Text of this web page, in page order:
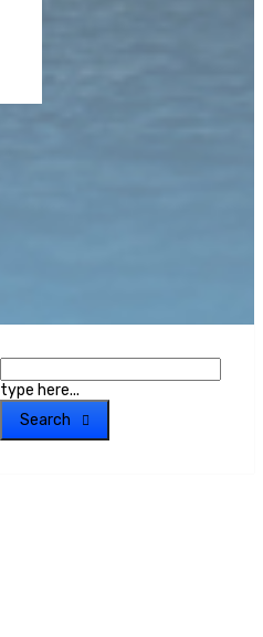
type here...
Search